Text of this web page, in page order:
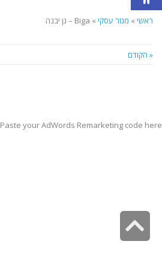
ראשי » מגזר עסקי » Biga – גן יבנה
« הקודם
Paste your AdWords Remarketing code here
גלילה
לראש